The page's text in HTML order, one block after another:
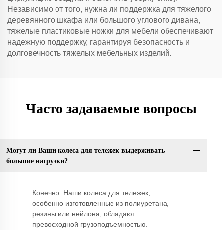
Независимо от того, нужна ли поддержка для тяжелого
деревянного шкафа или большого углового дивана,
тяжелые пластиковые ножки для мебели обеспечивают
надежную поддержку, гарантируя безопасность и
долговечность тяжелых мебельных изделий.
Часто задаваемые вопросы
Могут ли Ваши колеса для тележек выдерживать
большие нагрузки?
Конечно. Наши колеса для тележек,
особенно изготовленные из полиуретана,
резины или нейлона, обладают
превосходной грузоподъемностью.